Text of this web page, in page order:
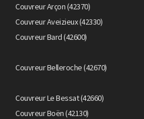
Couvreur Arçon (42370)
Couvreur Aveizieux (42330)
Couvreur Bard (42600)
Couvreur Belleroche (42670)
Couvreur Le Bessat (42660)
Couvreur Boën (42130)